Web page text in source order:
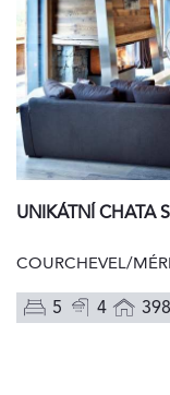
UNIKÁTNÍ CHATA
COURCHEVEL/
5 4